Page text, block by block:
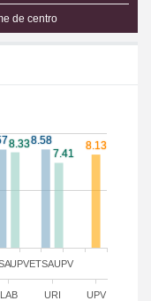
de centro
ETSA
UPV UPV
LAB URI UPV